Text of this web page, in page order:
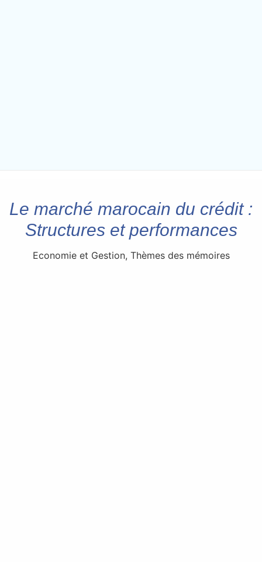
Le marché marocain du crédit :
Structures et performances
Economie et Gestion, Thèmes des mémoires